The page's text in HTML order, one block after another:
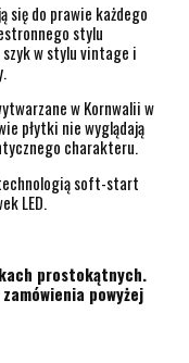
się do prawie każdego
stylu
w stylu vintage i
w Kornwalii w
płytki nie wyglądają
charakteru.
soft-start
LED.
prostokątnych.
powyżej